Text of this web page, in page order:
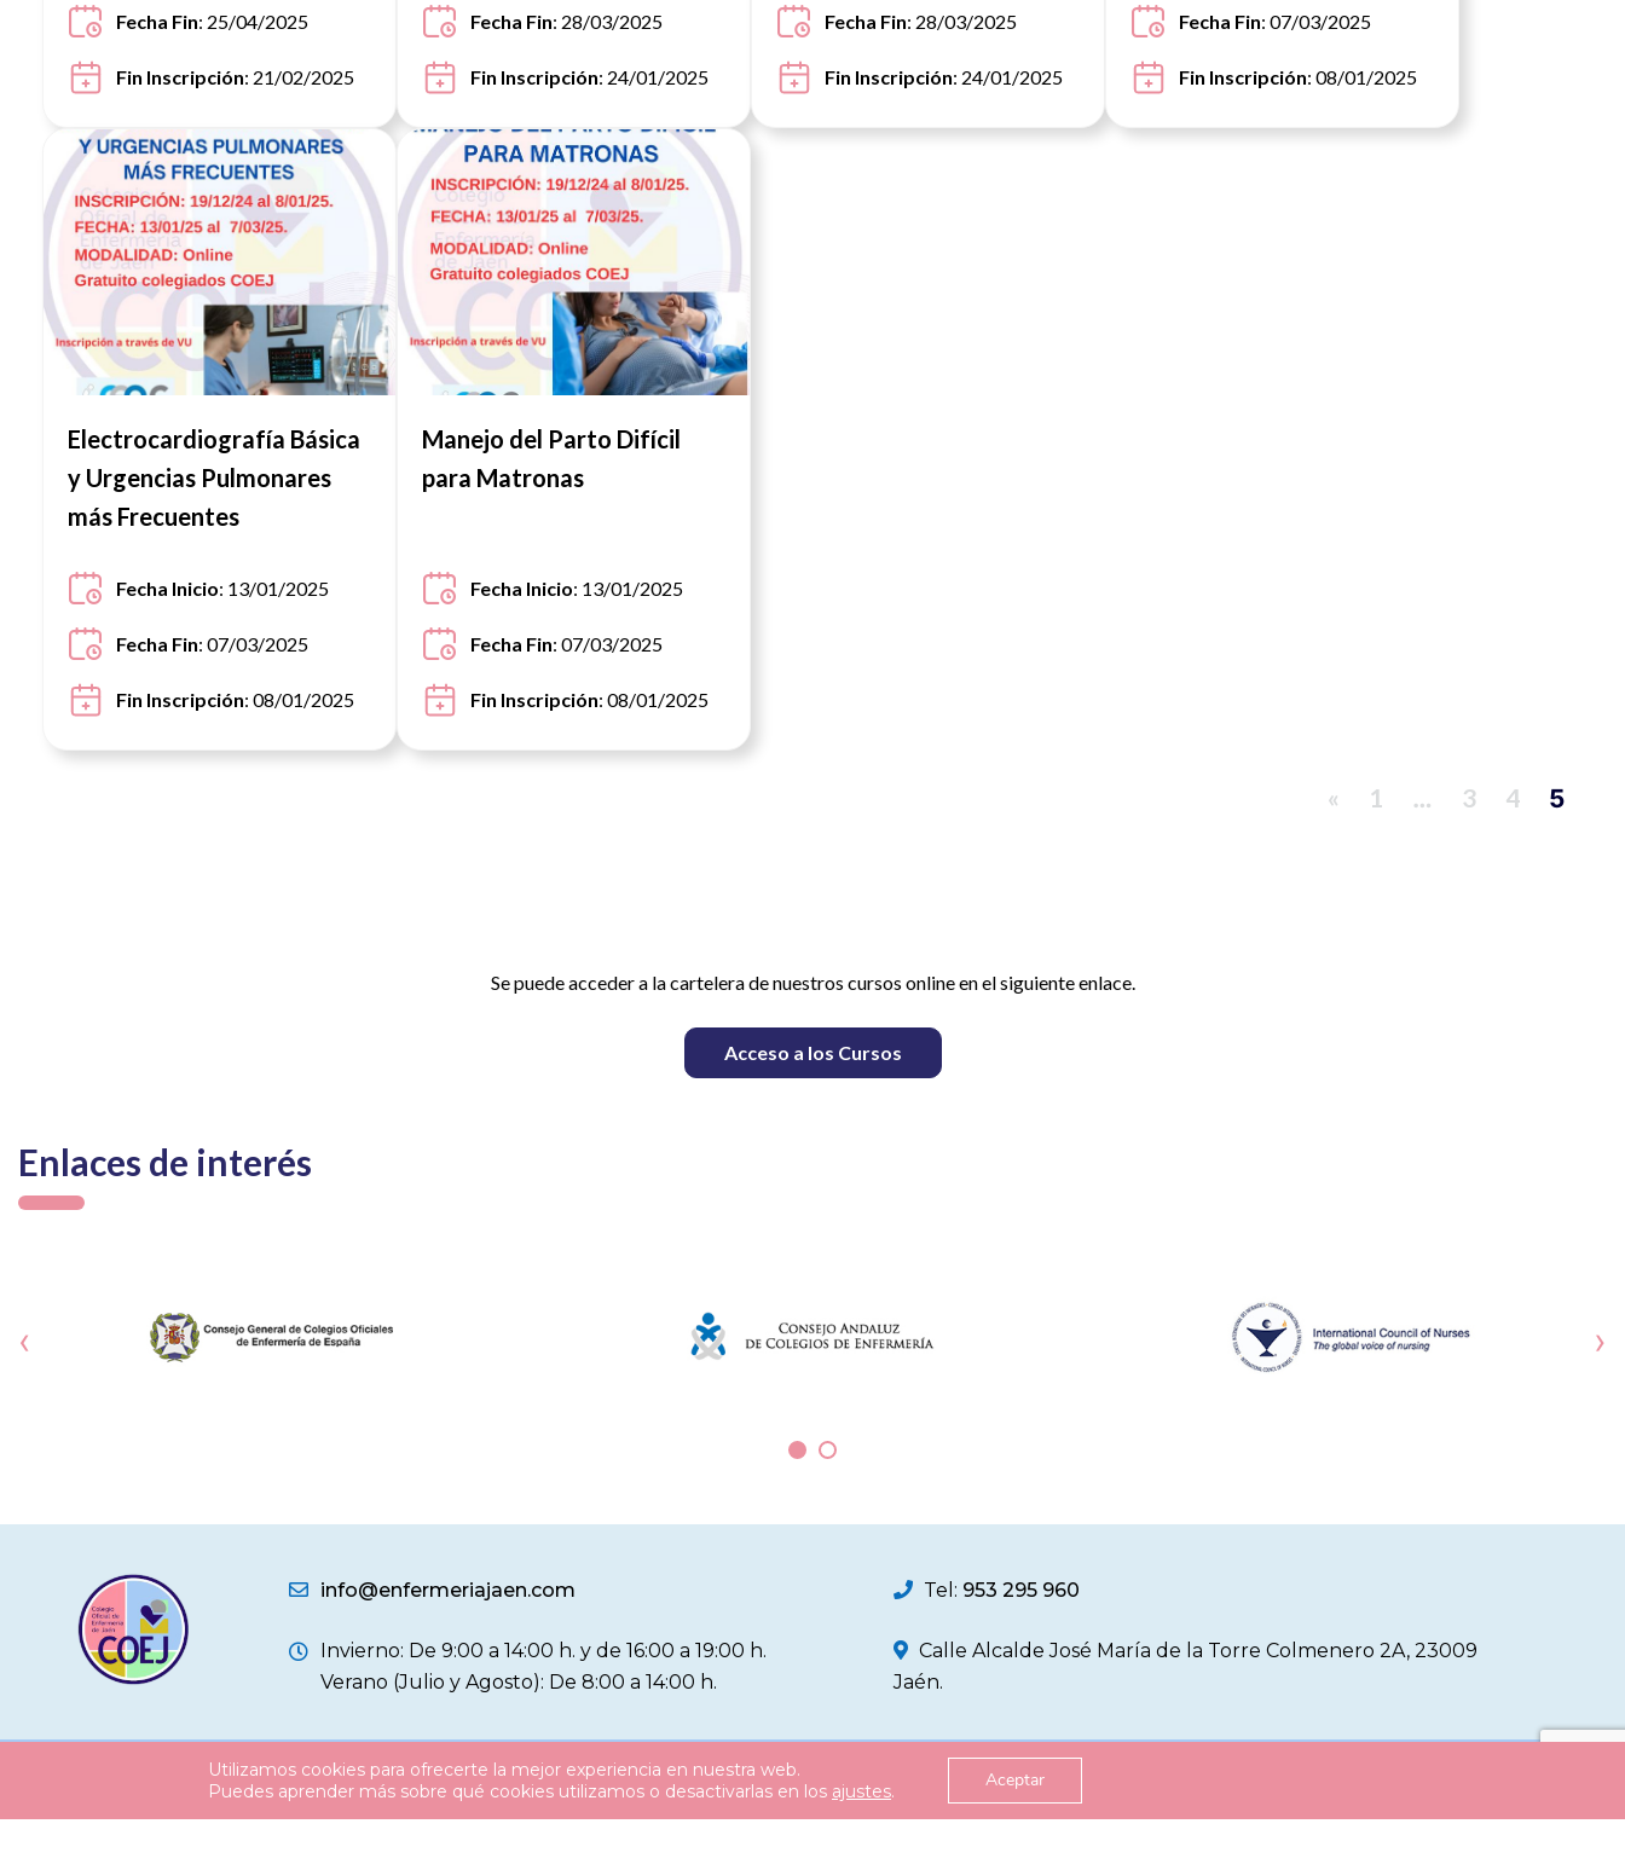
Fecha Fin: 25/04/2025
Fin Inscripción: 21/02/2025
Fecha Fin: 28/03/2025
Fin Inscripción: 24/01/2025
Fecha Fin: 28/03/2025
Fin Inscripción: 24/01/2025
Fecha Fin: 07/03/2025
Fin Inscripción: 08/01/2025
Electrocardiografía Básica
y Urgencias Pulmonares
más Frecuentes
Fecha Inicio: 13/01/2025
Fecha Fin: 07/03/2025
Fin Inscripción: 08/01/2025
Ver noticia
Manejo del Parto Difícil
para Matronas
Fecha Inicio: 13/01/2025
Fecha Fin: 07/03/2025
Fin Inscripción: 08/01/2025
Ver noticia
« 1 … 3 4 5
Se puede acceder a la cartelera de nuestros cursos online en el siguiente enlace.
Acceso a los Cursos
Enlaces de interés
‹ ›
info@enfermeriajaen.com
Invierno: De 9:00 a 14:00 h. y de 16:00 a 19:00 h.
Verano (Julio y Agosto): De 8:00 a 14:00 h.
Tel: 953 295 960
Calle Alcalde José María de la Torre Colmenero 2A, 23009
Jaén.
© 2026 Colegio Oficial Enfermería Jaén Política de Cookies
Utilizamos cookies para ofrecerte la mejor experiencia en nuestra web.
Puedes aprender más sobre qué cookies utilizamos o desactivarlas en los ajustes. Aceptar